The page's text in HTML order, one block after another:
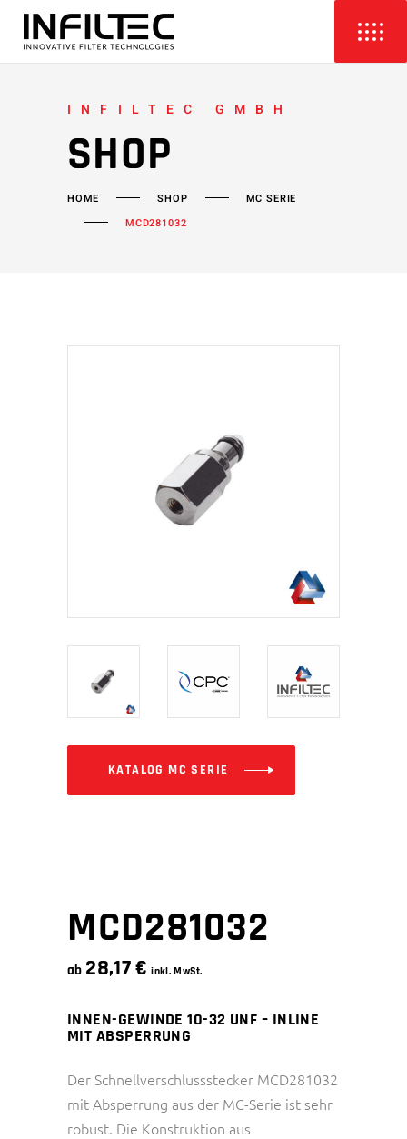
INFILTEC GMBH
SHOP
HOME SHOP
MC SERIE
MCD281032
KATALOG MC SERIE
MCD281032
ab 28,17€ inkl. MwSt.
INNEN-GEWINDE 10-32 UNF – INLINE
MIT ABSPERRUNG
Der Schnellverschlussstecker MCD281032
mit Absperrung aus der MC-Serie ist sehr
robust. Die Konstruktion aus